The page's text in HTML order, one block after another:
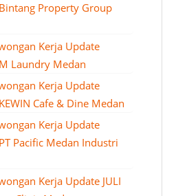
Property Group
Kerja Update
Laundry Medan
Kerja Update
Cafe & Dine Medan
Kerja Update
Pacific Medan Industri
Kerja Update JULI